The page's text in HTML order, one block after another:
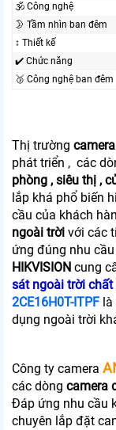
🕉️ Công nghệ
🌛 Tầm nhìn ban đêm
↕️ Thiết kế
✔️ Chức năng
🥉 Công nghệ ban đêm
Thị trường
phát triển , các
phòng , siêu thị ,
lắp khá phổ biến
cầu của khách
ngoài trời với các
ứng đúng nhu
HIKVISION cung
sát ngoài trời
2CE16H0T-ITPF là
dụng ngoài trời
Công ty camera
các dòng camera
Đáp ứng nhu cầu
chuyên lắp đặt